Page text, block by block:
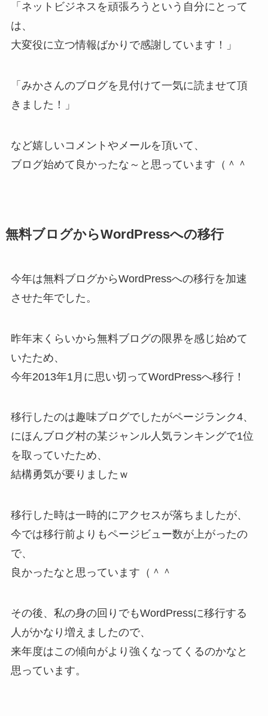
「ネットビジネスを頑張ろうという自分にとって
は、
大変役に立つ情報ばかりで感謝しています！」
「みかさんのブログを見付けて一気に読ませて頂
きました！」
など嬉しいコメントやメールを頂いて、
ブログ始めて良かったな～と思っています（＾＾
無料ブログからWordPressへの移行
今年は無料ブログからWordPressへの移行を加速
させた年でした。
昨年末くらいから無料ブログの限界を感じ始めて
いたため、
今年2013年1月に思い切ってWordPressへ移行！
移行したのは趣味ブログでしたがページランク4、
にほんブログ村の某ジャンル人気ランキングで1位
を取っていたため、
結構勇気が要りましたｗ
移行した時は一時的にアクセスが落ちましたが、
今では移行前よりもページビュー数が上がったの
で、
良かったなと思っています（＾＾
その後、私の身の回りでもWordPressに移行する
人がかなり増えましたので、
来年度はこの傾向がより強くなってくるのかなと
思っています。